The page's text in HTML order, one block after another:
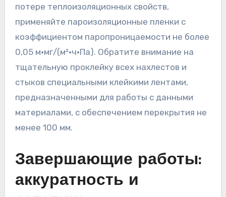
потере теплоизоляционных свойств,
применяйте пароизоляционные пленки с
коэффициентом паропроницаемости не более
0,05 м·мг/(м²·ч·Па). Обратите внимание на
тщательную проклейку всех нахлестов и
стыков специальными клейкими лентами,
предназначенными для работы с данными
материалами, с обеспечением перекрытия не
менее 100 мм.
Завершающие работы:
аккуратность и